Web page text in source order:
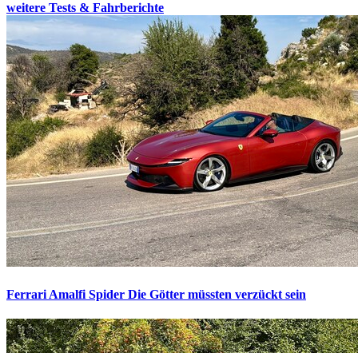
weitere Tests & Fahrberichte
Ferrari Amalfi Spider Die Götter müssten verzückt sein